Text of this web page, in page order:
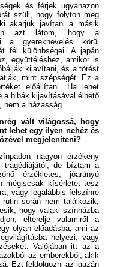
és férjek ugyanazon
szüli, hogy folyton meg
akarjuk javítani a másik
azt látom, hogy a
a gyereknevelés körül
fél különbségei. A japán
együttéléshez, amikor is
kijavítani, és a törést
mint szépségét. Ez a
előállítani. Ha lehet
a hibák kijavításával élhető
a házasság.
vált világossá, hogy
lehet egy ilyen nehéz és
megjeleníteni?
nagyon érzékeny
tragédiájától, de bíztam a
érzékletes, jóarányú
mégiscsak kísérletet tesz
vagy legalábbis felszínre
során nem találkozik,
hogy valaki színházba
elterelje valamiről a
olyan előadásba, ami az
helyezi, vagy
Valójában itt az a
az emberekből, akik
Ezt feldolgozni az igazán